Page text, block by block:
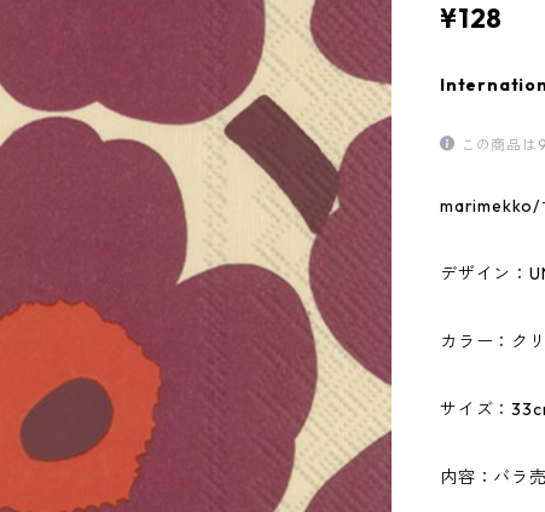
¥128
この商品は
marimekko/
デザイン：
カラー：ク
サイズ：
内容：バラ